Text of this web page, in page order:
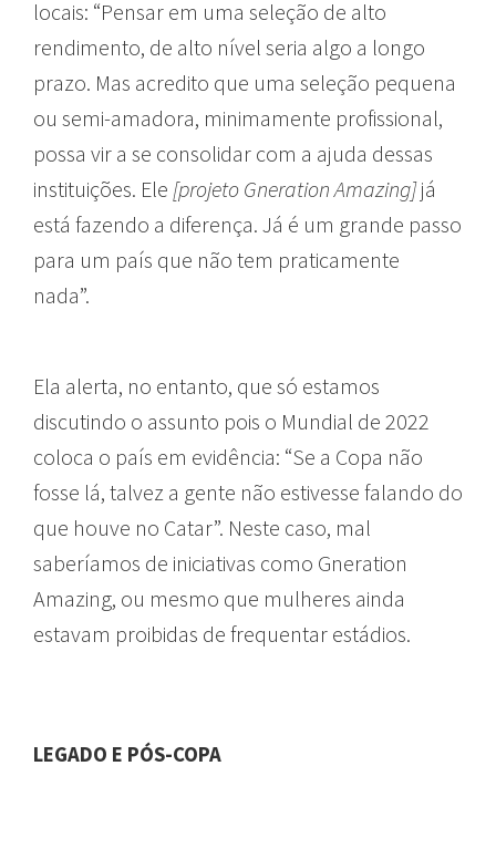
locais: “Pensar em uma seleção de alto
rendimento, de alto nível seria algo a longo
prazo. Mas acredito que uma seleção pequena
ou semi-amadora, minimamente profissional,
possa vir a se consolidar com a ajuda dessas
instituições. Ele [projeto Gneration Amazing]já
está fazendo a diferença. Já é um grande passo
para um país que não tem praticamente
nada”.
Ela alerta, no entanto, que só estamos
discutindo o assunto pois o Mundial de 2022
coloca o país em evidência: “Se a Copa não
fosse lá, talvez a gente não estivesse falando do
que houve no Catar”. Neste caso, mal
saberíamos de iniciativas como Gneration
Amazing, ou mesmo que mulheres ainda
estavam proibidas de frequentar estádios.
LEGADO E PÓS-COPA